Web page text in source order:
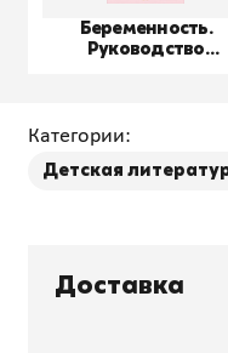
Беременность.
Руководство
Категории:
Детская
Доставка